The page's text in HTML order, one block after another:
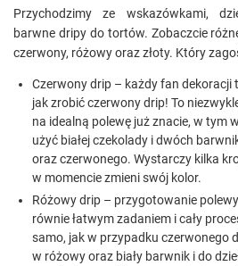
Przychodzimy ze wskazówkami,
barwne dripy do tortów. Zobaczcie
czerwony, różowy oraz złoty. Który
Czerwony drip – każdy fan dekoracji
jak zrobić czerwony drip! To
na idealną polewę już znacie, w tym
użyć białej czekolady i dwóch
oraz czerwonego. Wystarczy kilka
w momencie zmieni swój kolor.
Różowy drip – przygotowanie
równie łatwym zadaniem i cały
samo, jak w przypadku czerwonego
w różowy oraz biały barwnik i do